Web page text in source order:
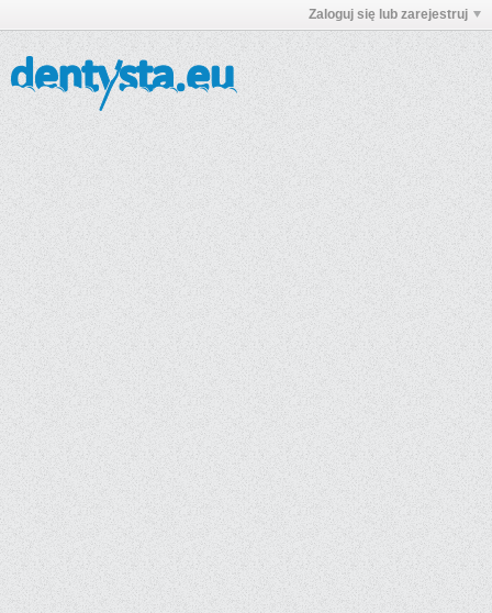
Zaloguj się lub zarejestruj